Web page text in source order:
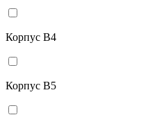
Корпус В4
Корпус В5